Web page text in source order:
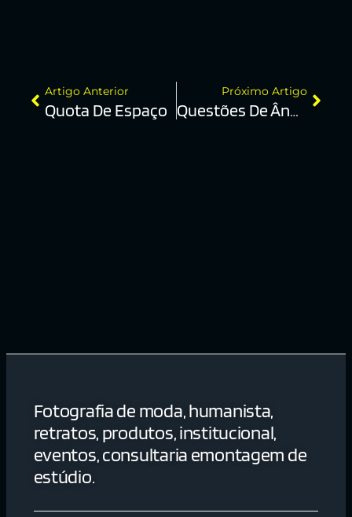
Artigo Anterior
Quota De Espaço
Próximo Artigo
Questões De Ângulo
Fotografia de moda, humanista,
retratos, produtos, institucional,
eventos, consultaria emontagem de
estúdio.